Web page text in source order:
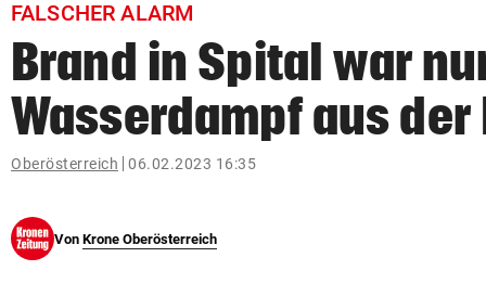
bookmark
search
Suchbegriff
eingeben
© Krone Multimedia GmbH & Co KG 2026
FALSCHER ALARM
Brand in Spital war
Wasserdampf aus der
Oberösterreich 06.02.2023 16:35
Von Krone Oberösterreich